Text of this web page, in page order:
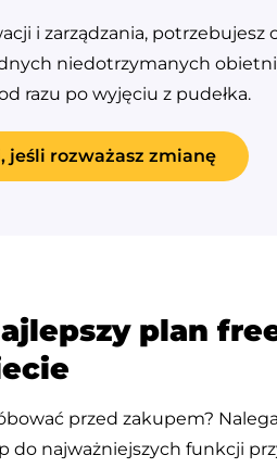
i zarządzania, potrzebujesz
niedotrzymanych
razu po wyjęciu z pudełka.
jeśli rozważasz zmianę
plan
przed zakupem?
do najważniejszych funkcji